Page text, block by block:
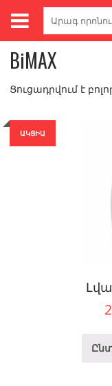
Search
Գլխավոր / Brands /
BiMAX
Ցուցադրվում է
ԱԿՑԻԱ